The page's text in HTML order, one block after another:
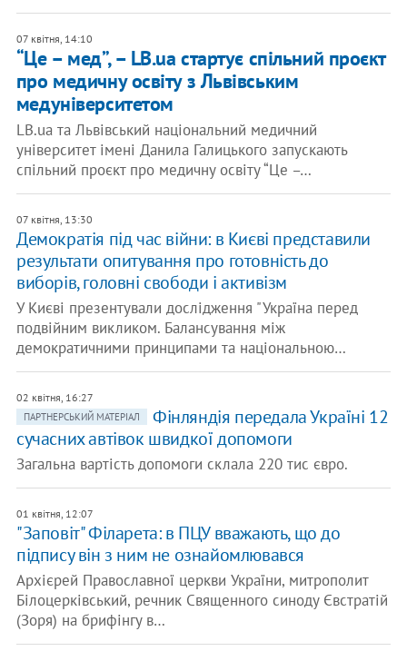
07 квітня, 14:10
“Це – мед”, – LB.ua стартує спільний проєкт
про медичну освіту з Львівським
медуніверситетом
LB.ua та Львівський національний медичний
університет імені Данила Галицького запускають
спільний проєкт про медичну освіту “Це –…
07 квітня, 13:30
Демократія під час війни: в Києві представили
результати опитування про готовність до
виборів, головні свободи і активізм
У Києві презентували дослідження "Україна перед
подвійним викликом. Балансування між
демократичними принципами та національною…
02 квітня, 16:27
ПАРТНЕРСЬКИЙ МАТЕРІАЛ
Фінляндія передала Україні 12
сучасних автівок швидкої допомоги
Загальна вартість допомоги склала 220 тис євро.
01 квітня, 12:07
"Заповіт" Філарета: в ПЦУ вважають, що до
підпису він з ним не ознайомлювався
Архієрей Православної церкви України, митрополит
Білоцерківський, речник Священного синоду Євстратій
(Зоря) на брифінгу в…